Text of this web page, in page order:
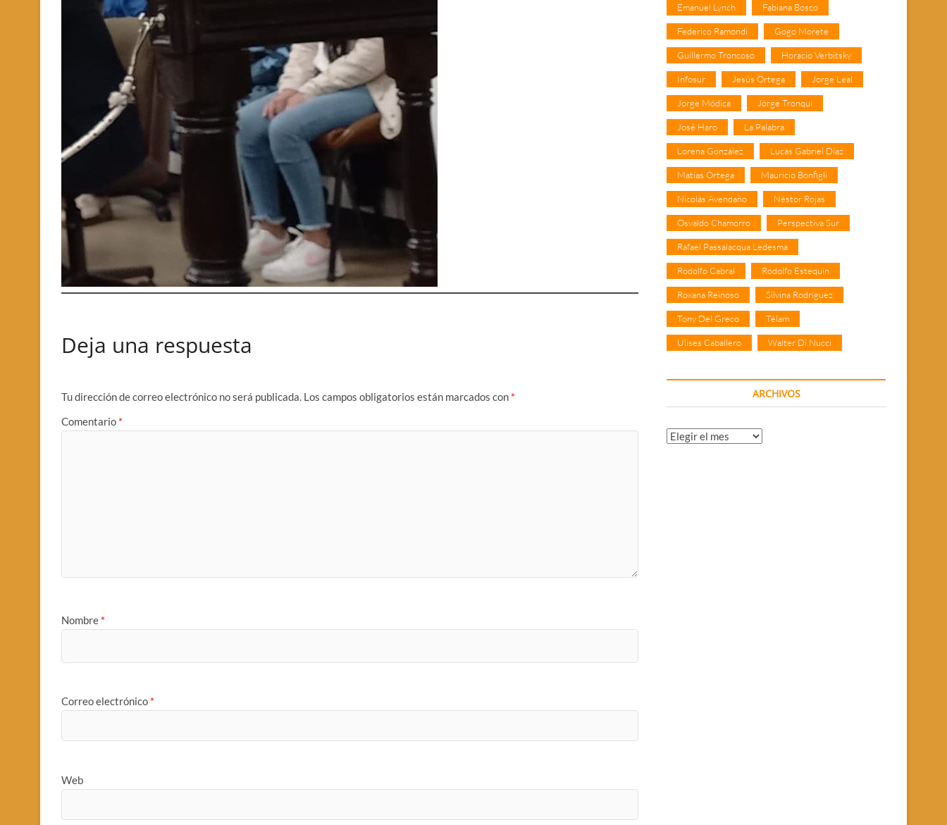
Deja una respuesta
Tu dirección de correo electrónico no será publicada. Los campos obligatorios están marcados con *
Comentario *
Nombre *
Correo electrónico *
Web
Emanuel Lynch Fabiana Bosco
Federico Ramondi Gogo Morete
Guillermo Troncoso Horacio Verbitsky
Infosur Jesús Ortega Jorge Leal
Jorge Módica Jorge Tronqui
José Haro La Palabra
Lorena González Lucas Gabriel Díaz
Matías Ortega Mauricio Bonfigli
Nicolás Avendaño Néstor Rojas
Osvaldo Chamorro Perspectiva Sur
Rafael Passalacqua Ledesma
Rodolfo Cabral Rodolfo Estequin
Roxana Reinoso Silvina Rodríguez
Tony Del Greco Télam
Ulises Caballero Walter Di Nucci
ARCHIVOS
Archivos